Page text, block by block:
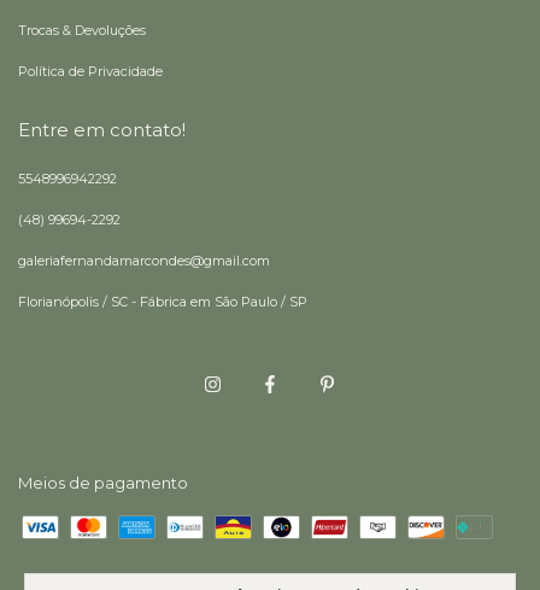
Trocas & Devoluções
Política de Privacidade
Entre em contato!
5548996942292
(48) 99694-2292
galeriafernandamarcondes@gmail.com
Florianópolis / SC - Fábrica em São Paulo / SP
Meios de pagamento